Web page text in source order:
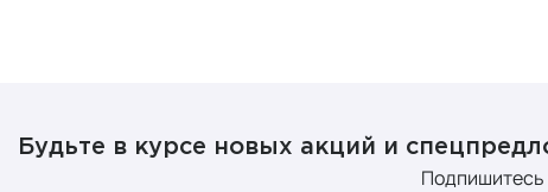
Будьте в курсе новых акций и
Подпишитесь